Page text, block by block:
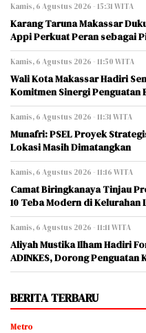
Kamis, 6 Agustus 2026 - 15:31 WITA
Karang Taruna Makassar
Appi Perkuat Peran sebagai
Kamis, 6 Agustus 2026 - 11:50 WITA
Wali Kota Makassar Hadiri
Komitmen Sinergi Penguatan
Kamis, 6 Agustus 2026 - 11:31 WITA
Munafri: PSEL Proyek
Lokasi Masih Dimatangkan
Kamis, 6 Agustus 2026 - 11:16 WITA
Camat Biringkanaya Tinjau
10 Teba Modern di Kelurahan
Kamis, 6 Agustus 2026 - 11:11 WITA
Aliyah Mustika Ilham Hadiri
ADINKES, Dorong
BERITA TERBARU
Metro